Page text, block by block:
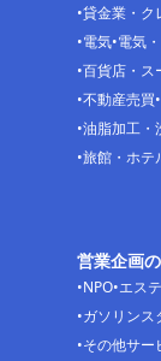
貸金業・ク
電気 電気
百貨店・ス
不動産売買
油脂加工・
旅館・ホテ
営業企画
NPO エス
ガソリンス
その他サー